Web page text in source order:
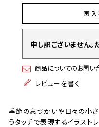
再入
申し訳ございません。
商品についてのお問い
レビューを書く
季節の息づかいや日々の小
うタッチで表現するイラスト